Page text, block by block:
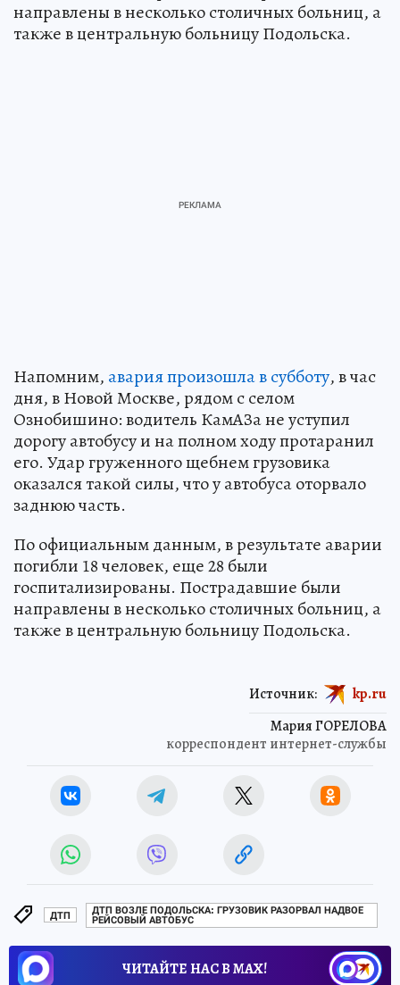
направлены в несколько столичных больниц, а
также в центральную больницу Подольска.
Напомним, авария произошла в субботу, в час
дня, в Новой Москве, рядом с селом
Ознобишино: водитель КамАЗа не уступил
дорогу автобусу и на полном ходу протаранил
его. Удар груженного щебнем грузовика
оказался такой силы, что у автобуса оторвало
заднюю часть.
По официальным данным, в результате аварии
погибли 18 человек, еще 28 были
госпитализированы. Пострадавшие были
направлены в несколько столичных больниц, а
также в центральную больницу Подольска.
Мария ГОРЕЛОВА
корреспондент интернет-службы
Источник: kp.ru
ДТП
ДТП ВОЗЛЕ ПОДОЛЬСКА: ГРУЗОВИК РАЗОРВАЛ НАДВОЕ
РЕЙСОВЫЙ АВТОБУС
ЧИТАЙТЕ НАС В МАХ!